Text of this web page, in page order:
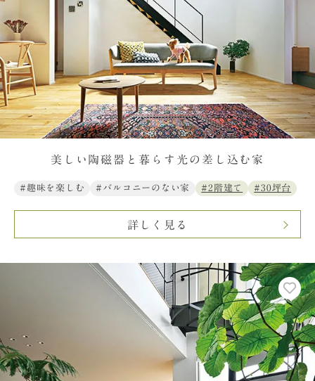
美しい陶磁器と暮らす光の差し込む家
#趣味を楽しむ #バルコニーのない家 #2階建て #30坪台
詳しく見る